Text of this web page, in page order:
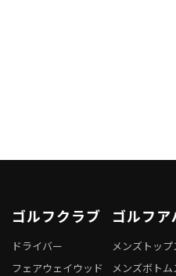
ゴルフクラブ
ドライバー
フェアウェイウッド
ゴルフア
メンズトップ
メンズボトム